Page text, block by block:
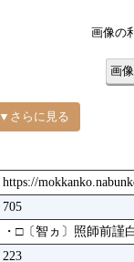
▼さらに見る
画像の
画
https://
705
・□〔智ヵ〕照師前謹
223